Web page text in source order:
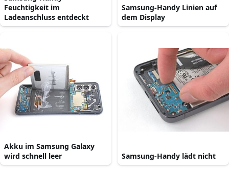
Feuchtigkeit im
Ladeanschluss entdeckt
Samsung-Handy Linien auf
dem Display
Akku im Samsung Galaxy
wird schnell leer
Samsung-Handy lädt nicht